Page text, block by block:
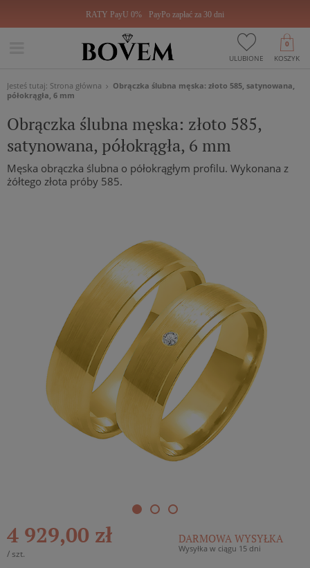
RATY PayU 0% PayPo zapłać za 30 dni
ULUBIONE KOSZYK
0
Jesteś tutaj: Strona główna
Obrączka ślubna męska: złoto 585, satynowana,
półokrągła, 6 mm
Obrączka ślubna męska: złoto 585,
satynowana, półokrągła, 6 mm
Męska obrączka ślubna o półokrągłym profilu. Wykonana z
żółtego złota próby 585.
4 929,00 zł
/ szt.
DARMOWA WYSYŁKA
Wysyłka w ciągu 15 dni